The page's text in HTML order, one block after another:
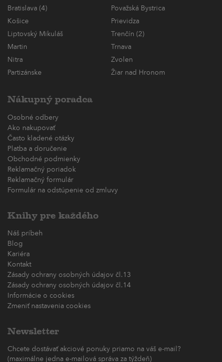
Bratislava (4)
Považská Bystrica
Košice
Prievidza
Liptovský Mikuláš
Trenčín (2)
Martin
Trnava
Nitra
Zvolen
Partizánske
Žiar nad Hronom
Nákupný poradca
Osobné odbery
Ako nakupovať
Často kladené otázky
Platba a doručenie
Obchodné podmienky
Reklamačný poriadok
Reklamačný formulár
Formulár na odstúpenie od zmluvy
Knihy pre každého
Náš príbeh
Blog
Kariéra
Kontakt
Zásady ochrany osobných údajov čl.13
Zásady ochrany osobných údajov čl.14
Informácie o cookies
Zmeniť nastavenia cookies
Newsletter
Chcete dostávať akciové ponuky priamo na váš e-mail?
(maximálne jedna e-mailová správa za týždeň)